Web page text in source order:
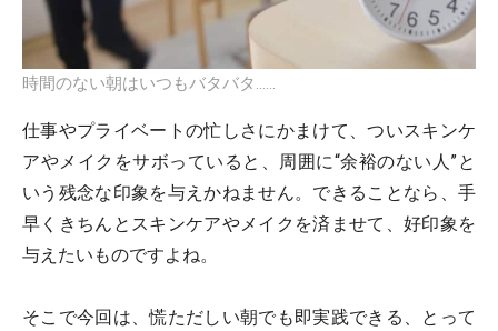
時間のない朝はいつもバタバタ……
仕事やプライベートの忙しさにかまけて、ついスキンケ
アやメイクをサボっていると、周囲に“余裕のない人”と
いう残念な印象を与えかねません。できることなら、手
早くきちんとスキンケアやメイクを済ませて、好印象を
与えたいものですよね。
そこで今回は、慌ただしい朝でも即実践できる、とって